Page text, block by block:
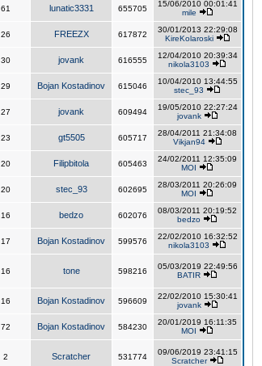
61 lunatic3331 655705
15/06/2010 00:01:41
mile
26 FREEZX 617872
30/01/2013 22:29:08
KireKolaroski
30 jovank 616555
12/04/2010 20:39:34
nikola3103
29 Bojan Kostadinov 615046
10/04/2010 13:44:55
stec_93
27 jovank 609494
19/05/2010 22:27:24
jovank
23 gt5505 605717
28/04/2011 21:34:08
Vikjan94
20 Filipbitola 605463
24/02/2011 12:35:09
MOI
20 stec_93 602695
28/03/2011 20:26:09
MOI
16 bedzo 602076
08/03/2011 20:19:52
bedzo
17 Bojan Kostadinov 599576
22/02/2010 16:32:52
nikola3103
16 tone 598216
05/03/2019 22:49:56
BATIR
16 Bojan Kostadinov 596609
22/02/2010 15:30:41
jovank
72 Bojan Kostadinov 584230
20/01/2019 16:11:35
MOI
2 Scratcher 531774
09/06/2019 23:41:15
Scratcher